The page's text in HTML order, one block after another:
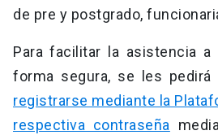
de pre y postgrado,
Para facilitar la asistencia
forma segura, se les
registrarse mediante la
respectiva contraseña